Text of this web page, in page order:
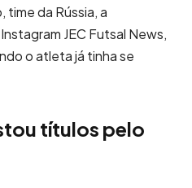
time da Rússia, a
JEC Futsal News,
o atleta já tinha se
títulos pelo